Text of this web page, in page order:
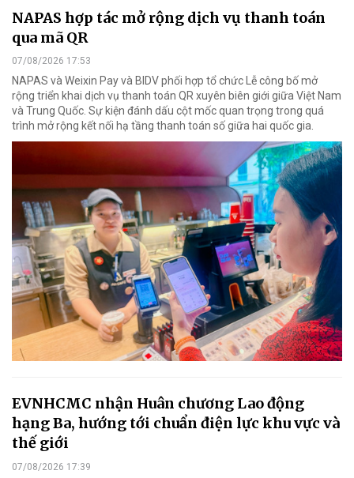
NAPAS hợp tác mở rộng dịch vụ thanh toán
qua mã QR
07/08/2026 17:53
NAPAS và Weixin Pay và BIDV phối hợp tổ chức Lễ công bố mở
rộng triển khai dịch vụ thanh toán QR xuyên biên giới giữa Việt Nam
và Trung Quốc. Sự kiện đánh dấu cột mốc quan trọng trong quá
trình mở rộng kết nối hạ tầng thanh toán số giữa hai quốc gia.
EVNHCMC nhận Huân chương Lao động
hạng Ba, hướng tới chuẩn điện lực khu vực và
thế giới
07/08/2026 17:39